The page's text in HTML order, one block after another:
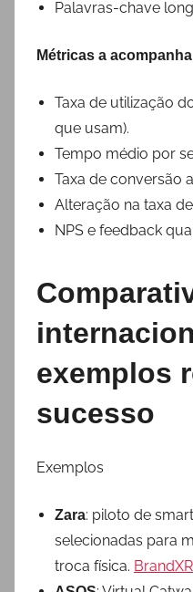
Palavras-chave
Métricas a
Taxa de utilização
que usam).
Tempo médio por
Taxa de conversão
Alteração na taxa
NPS e feedback
exemplos
sucesso
Exemplos
Zara: piloto de
selecionadas para
troca física. BrandXR